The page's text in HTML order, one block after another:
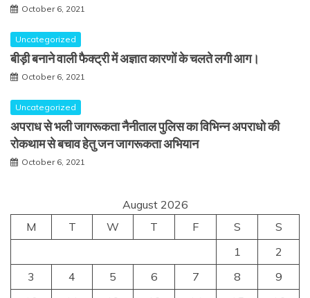
October 6, 2021
Uncategorized
बीड़ी बनाने वाली फैक्ट्री में अज्ञात कारणों के चलते लगी आग।
October 6, 2021
Uncategorized
अपराध से भली जागरूकता नैनीताल पुलिस का विभिन्न अपराधो की
रोकथाम से बचाव हेतु जन जागरूकता अभियान
October 6, 2021
August 2026
M
T W T F S
S
1
2
3
4 5 6 7 8
9